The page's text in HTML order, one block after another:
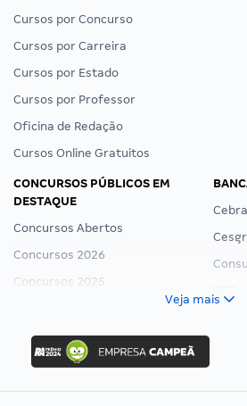
Cursos por Concurso
Cursos por Carreira
Cursos por Estado
Cursos por Professor
Oficina de Redação
Cursos Online Gratuitos
CONCURSOS PÚBLICOS EM
DESTAQUE
Concursos Abertos
Concursos 2026
Concursos 2025
Concurso Ibama
Concurso MPU
Editais publicados
Veja mais